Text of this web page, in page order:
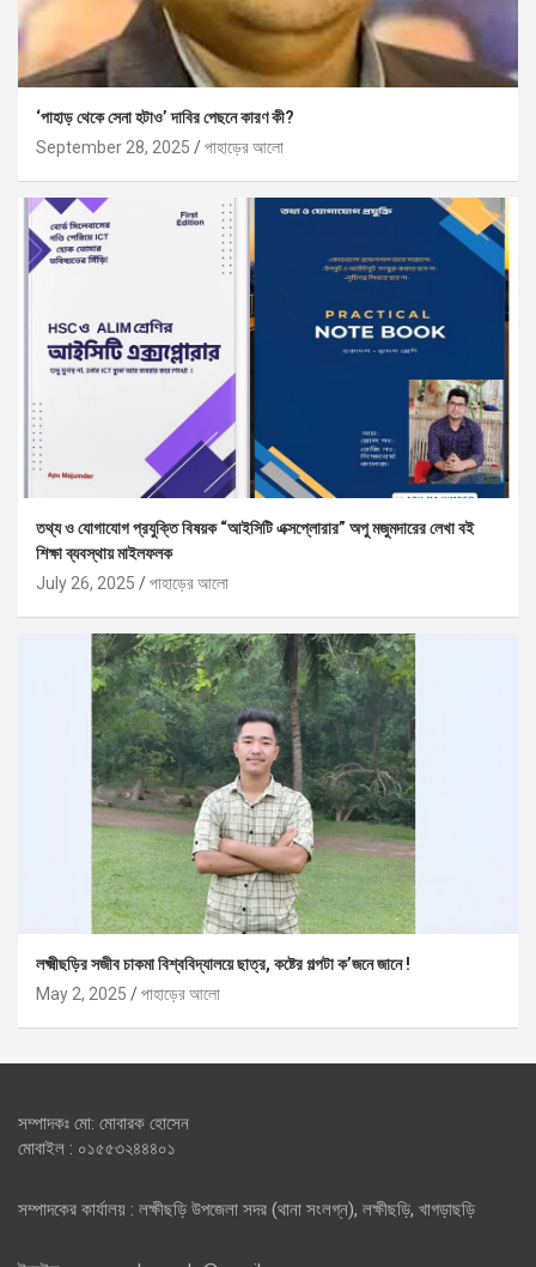
‘পাহাড় থেকে সেনা হটাও’ দাবির পেছনে কারণ কী?
September 28, 2025
পাহাড়ের আলো
তথ্য ও যোগাযোগ প্রযুক্তি বিষয়ক “আইসিটি এক্সপ্লোরার” অপু মজুমদারের লেখা বই
শিক্ষা ব্যবস্থায় মাইলফলক
July 26, 2025
পাহাড়ের আলো
লক্ষ্মীছড়ির সজীব চাকমা বিশ্ববিদ্যালয়ে ছাত্র, কষ্টের গল্পটা ক’জনে জানে !
May 2, 2025
পাহাড়ের আলো
সম্পাদকঃ মো: মোবারক হোসেন
মোবাইল : ০১৫৫৩২৪৪৪০১
সম্পাদকের কার্যালয় : লক্ষীছড়ি উপজেলা সদর (থানা সংলগ্ন), লক্ষীছড়ি, খাগড়াছড়ি